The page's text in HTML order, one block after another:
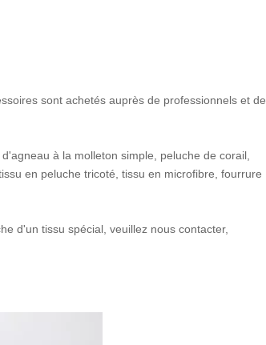
sont achetés auprès de professionnels et de
à la molleton simple, peluche de corail,
en peluche tricoté, tissu en microfibre, fourrure
d'un tissu spécial, veuillez nous contacter,